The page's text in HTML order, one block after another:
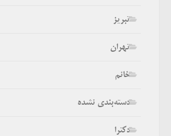
تبریز
تهران
خانم
دسته‌بندی نشده
دکترا